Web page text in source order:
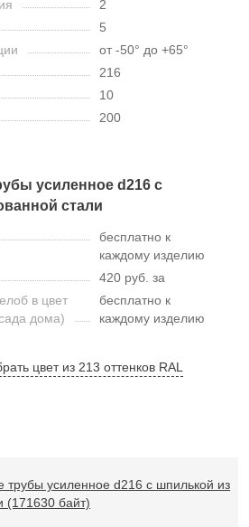
2
5
от -50° до +65°
216
10
200
усиленное d216 с
стали
бесплатно к
каждому изделию
420 руб. за
в цвет
дома)
бесплатно к
каждому изделию
цвет из 213 оттенков RAL
трубы усиленное d216 с шпилькой из
(171630 байт)